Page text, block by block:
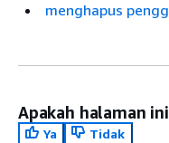
menghapus
Apakah halaman
Ya
Tidak